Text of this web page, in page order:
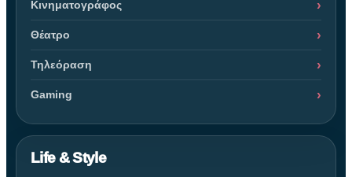
Κινηματογράφος
Θέατρο
Τηλεόραση
Gaming
Life & Style